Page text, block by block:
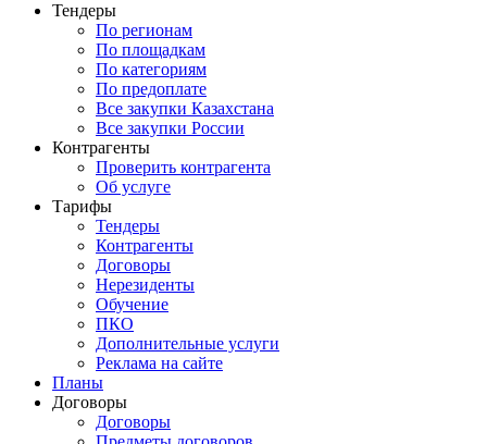
Тендеры
По регионам
По площадкам
По категориям
По предоплате
Все закупки Казахстана
Все закупки России
Контрагенты
Проверить контрагента
Об услуге
Тарифы
Тендеры
Контрагенты
Договоры
Нерезиденты
Обучение
ПКО
Дополнительные услуги
Реклама на сайте
Планы
Договоры
Договоры